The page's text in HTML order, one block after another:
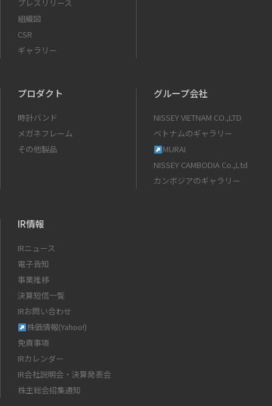
プレスリリース
組織図
CSR
ギャラリー
プロダクト
時計バンド
メガネフレーム
その他製品
グループ会社
NISSEY VIETNAM CO.,LTD
ベトナムのギャラリー
MURAI
NISSEY CAMBODIA Co.,Ltd
カンボジアのギャラリー
IR情報
IRニュース
電子告知
事業推移
決算短信一覧
IRお問い合わせ
株価情報(Yahoo!)
免責事項
IRカレンダー
IR会社説明会・決算発表会
株主総会招集通知